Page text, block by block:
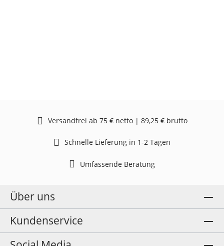
Versandfrei ab 75 € netto | 89,25 € brutto
Schnelle Lieferung in 1-2 Tagen
Umfassende Beratung
Über uns
Kundenservice